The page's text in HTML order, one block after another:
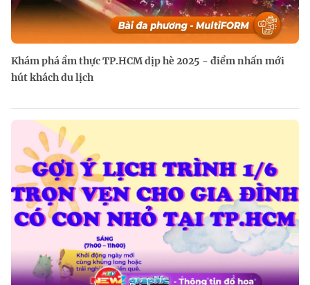
Khám phá ẩm thực TP.HCM dịp hè 2025 - điểm nhấn mới
hút khách du lịch